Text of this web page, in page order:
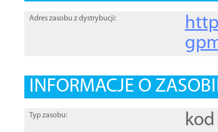
Adres zasobu z dystrybucji:
INFORMACJE O
Typ zasobu: kod